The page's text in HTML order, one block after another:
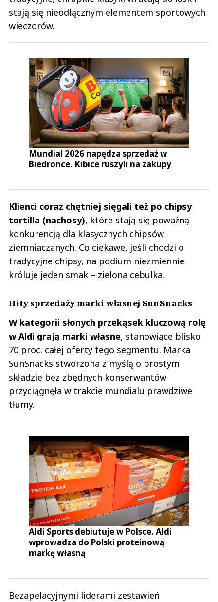
stają się nieodłącznym elementem sportowych
wieczorów.
Mundial 2026 napędza sprzedaż w
Biedronce. Kibice ruszyli na zakupy
Klienci coraz chętniej sięgali też po chipsy
tortilla (nachosy), które stają się poważną
konkurencją dla klasycznych chipsów
ziemniaczanych. Co ciekawe, jeśli chodzi o
tradycyjne chipsy, na podium niezmiennie
króluje jeden smak – zielona cebulka.
Hity sprzedaży marki własnej SunSnacks
W kategorii słonych przekąsek kluczową rolę
w Aldi grają marki własne, stanowiące blisko
70 proc. całej oferty tego segmentu. Marka
SunSnacks stworzona z myślą o prostym
składzie bez zbędnych konserwantów
przyciągnęła w trakcie mundialu prawdziwe
tłumy.
Aldi Sports debiutuje w Polsce. Aldi
wprowadza do Polski proteinową
markę własną
Bezapelacyjnymi liderami zestawień